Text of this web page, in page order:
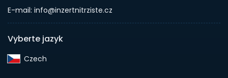
E-mail: info@inzertnitrziste.cz
Vyberte jazyk
Czech‎